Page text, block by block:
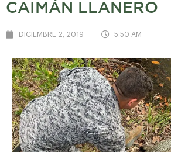
CAIMÁN LLANERO
DICIEMBRE 2, 2019 5:50 AM